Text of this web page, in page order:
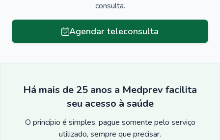
consulta.
Agendar teleconsulta
Há mais de 25 anos a Medprev facilita
seu acesso à saúde
O princípio é simples: pague somente pelo serviço
utilizado, sempre que precisar.